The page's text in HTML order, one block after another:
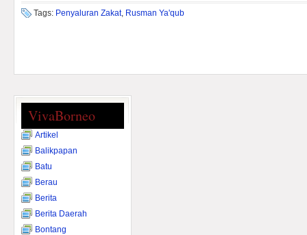
Tags: Penyaluran Zakat, Rusman Ya'qub
VivaBorneo
Artikel
Balikpapan
Batu
Berau
Berita
Berita Daerah
Bontang